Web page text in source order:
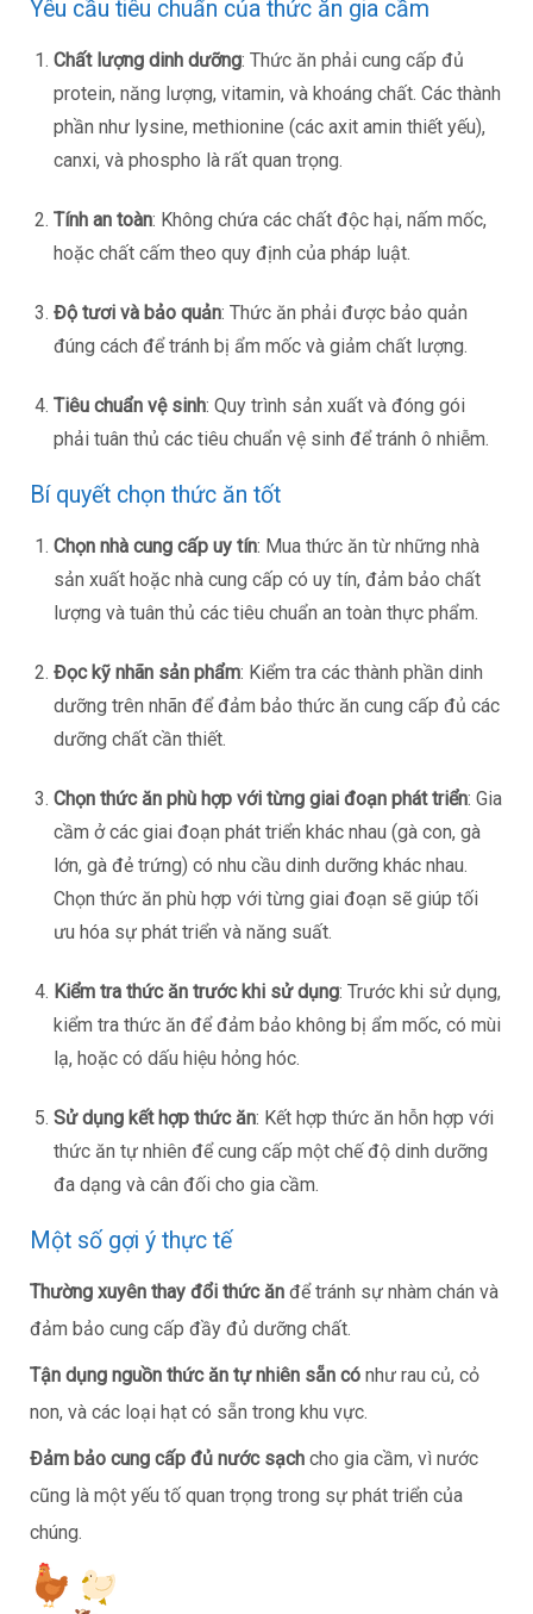
Yêu cầu tiêu chuẩn của thức ăn gia cầm
Chất lượng dinh dưỡng: Thức ăn phải cung cấp đủ
protein, năng lượng, vitamin, và khoáng chất. Các thành
phần như lysine, methionine (các axit amin thiết yếu),
canxi, và phospho là rất quan trọng.
Tính an toàn: Không chứa các chất độc hại, nấm mốc,
hoặc chất cấm theo quy định của pháp luật.
Độ tươi và bảo quản: Thức ăn phải được bảo quản
đúng cách để tránh bị ẩm mốc và giảm chất lượng.
Tiêu chuẩn vệ sinh: Quy trình sản xuất và đóng gói
phải tuân thủ các tiêu chuẩn vệ sinh để tránh ô nhiễm.
Bí quyết chọn thức ăn tốt
Chọn nhà cung cấp uy tín: Mua thức ăn từ những nhà
sản xuất hoặc nhà cung cấp có uy tín, đảm bảo chất
lượng và tuân thủ các tiêu chuẩn an toàn thực phẩm.
Đọc kỹ nhãn sản phẩm: Kiểm tra các thành phần dinh
dưỡng trên nhãn để đảm bảo thức ăn cung cấp đủ các
dưỡng chất cần thiết.
Chọn thức ăn phù hợp với từng giai đoạn phát triển: Gia
cầm ở các giai đoạn phát triển khác nhau (gà con, gà
lớn, gà đẻ trứng) có nhu cầu dinh dưỡng khác nhau.
Chọn thức ăn phù hợp với từng giai đoạn sẽ giúp tối
ưu hóa sự phát triển và năng suất.
Kiểm tra thức ăn trước khi sử dụng: Trước khi sử dụng,
kiểm tra thức ăn để đảm bảo không bị ẩm mốc, có mùi
lạ, hoặc có dấu hiệu hỏng hóc.
Sử dụng kết hợp thức ăn: Kết hợp thức ăn hỗn hợp với
thức ăn tự nhiên để cung cấp một chế độ dinh dưỡng
đa dạng và cân đối cho gia cầm.
Một số gợi ý thực tế
Thường xuyên thay đổi thức ăn để tránh sự nhàm chán và
đảm bảo cung cấp đầy đủ dưỡng chất.
Tận dụng nguồn thức ăn tự nhiên sẵn có như rau củ, cỏ
non, và các loại hạt có sẵn trong khu vực.
Đảm bảo cung cấp đủ nước sạch cho gia cầm, vì nước
cũng là một yếu tố quan trọng trong sự phát triển của
chúng.